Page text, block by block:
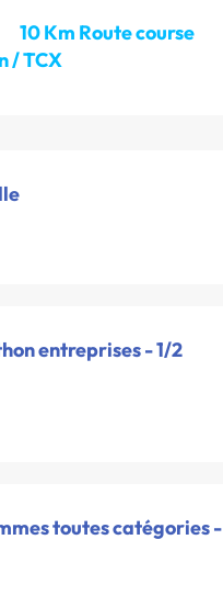
10 Km Route course
/ TCX
entreprises - 1/2
toutes catégories -